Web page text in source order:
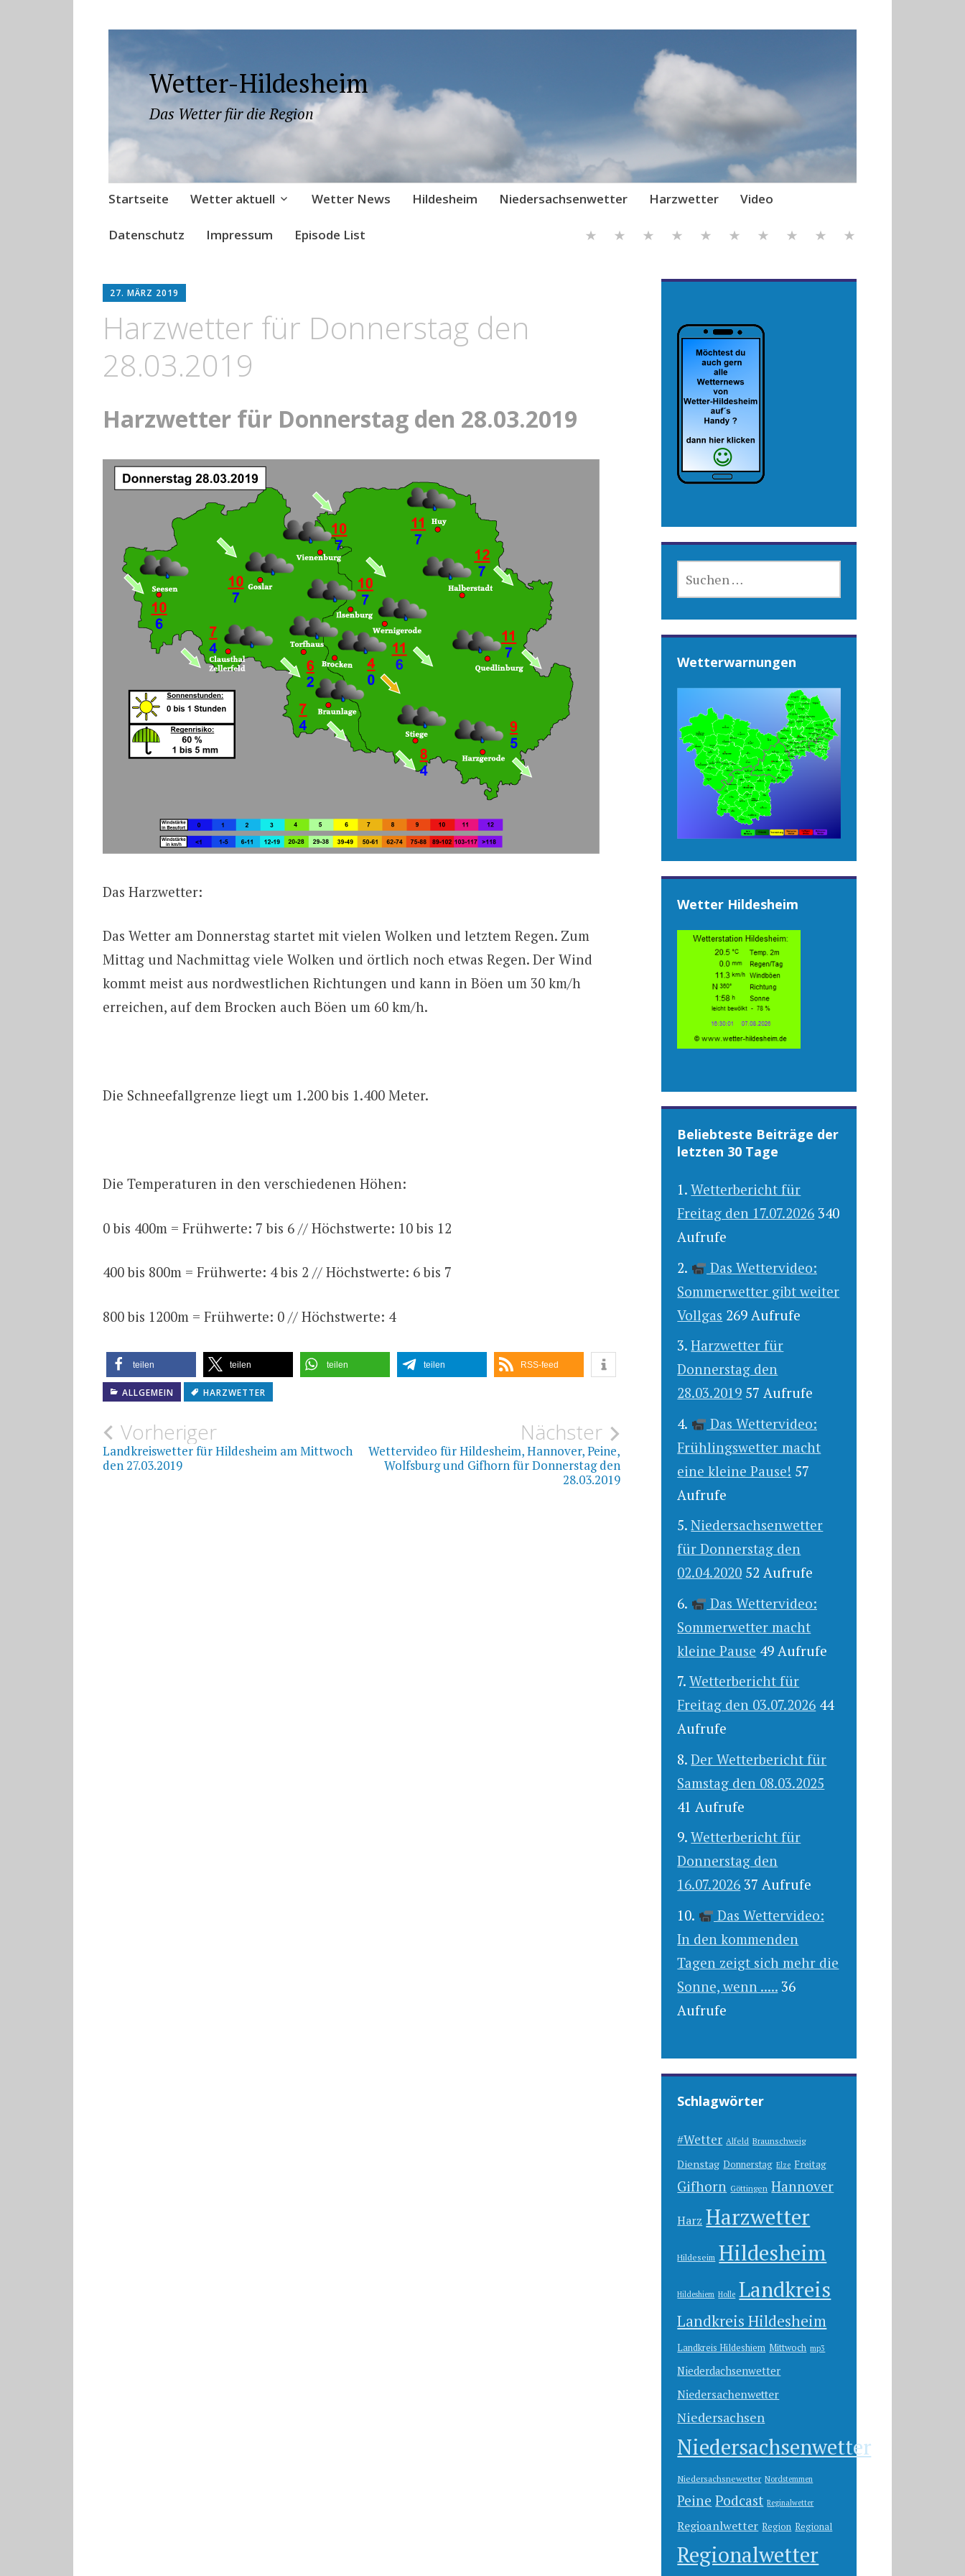
Wetter-Hildesheim
Das Wetter für die Region
Zum
springen
Startseite Wetter aktuell Wetter News Hildesheim Niedersachsenwetter Harzwetter Video
Datenschutz Impressum Episode List
27. MÄRZ 2019
Harzwetter für Donnerstag den
28.03.2019
Harzwetter für Donnerstag den 28.03.2019
Das Harzwetter:
Das Wetter am Donnerstag startet mit vielen Wolken und letztem Regen. Zum
Mittag und Nachmittag viele Wolken und örtlich noch etwas Regen. Der Wind
kommt meist aus nordwestlichen Richtungen und kann in Böen um 30 km/h
erreichen, auf dem Brocken auch Böen um 60 km/h.
Die Schneefallgrenze liegt um 1.200 bis 1.400 Meter.
Die Temperaturen in den verschiedenen Höhen:
0 bis 400m = Frühwerte: 7 bis 6 // Höchstwerte: 10 bis 12
400 bis 800m = Frühwerte: 4 bis 2 // Höchstwerte: 6 bis 7
800 bis 1200m = Frühwerte: 0 // Höchstwerte: 4
teilen teilen teilen teilen RSS-feed
ALLGEMEIN HARZWETTER
Beitragsnavigation
Vorheriger
Landkreiswetter für Hildesheim am Mittwoch
den 27.03.2019
Nächster
Wettervideo für Hildesheim, Hannover, Peine,
Wolfsburg und Gifhorn für Donnerstag den
28.03.2019
NACH:
Wetterwarnungen
Wetter Hildesheim
Beliebteste Beiträge der
letzten 30 Tage
Wetterbericht für
Freitag den 17.07.2026 340
Aufrufe
Das Wettervideo:
Sommerwetter gibt weiter
Vollgas 269 Aufrufe
Harzwetter für
Donnerstag den
28.03.2019 57 Aufrufe
Das Wettervideo:
Frühlingswetter macht
eine kleine Pause! 57
Aufrufe
Niedersachsenwetter
für Donnerstag den
02.04.2020 52 Aufrufe
Das Wettervideo:
Sommerwetter macht
kleine Pause 49 Aufrufe
Wetterbericht für
Freitag den 03.07.2026 44
Aufrufe
Der Wetterbericht für
Samstag den 08.03.2025
41 Aufrufe
Wetterbericht für
Donnerstag den
16.07.2026 37 Aufrufe
Das Wettervideo:
In den kommenden
Tagen zeigt sich mehr die
Sonne, wenn ..... 36
Aufrufe
Schlagwörter
#Wetter Alfeld Braunschweig
Dienstag Donnerstag Elze Freitag
Gifhorn Göttingen Hannover
Harz Harzwetter
Hildeseim Hildesheim
Hildeshiem Holle Landkreis
Landkreis Hildesheim
Landkreis Hildeshiem Mittwoch mp3
Niederdachsenwetter
Niedersachenwetter
Niedersachsen
Niedersachsenwetter
Niedersachsnewetter Nordstemmen
Peine Podcast Reginalwetter
Regioanlwetter Region Regional
Regionalwetter